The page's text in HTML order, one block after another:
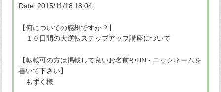
Date: 2015/11/18 18:04
【何についての感想ですか？】
１０日間の大逆転ステップアップ講座について
【転載可の方は掲載して良いお名前やHN・ニックネームを
書いて下さい】
もずく様